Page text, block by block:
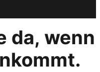
da, wenn